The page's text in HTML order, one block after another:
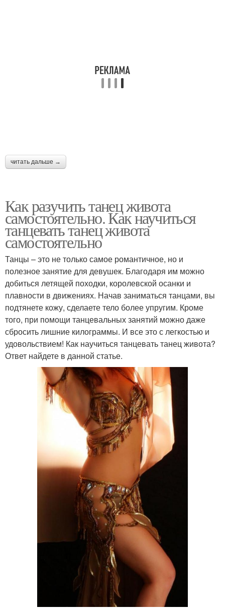
читать дальше →
Как разучить танец живота
самостоятельно. Как научиться
танцевать танец живота
самостоятельно
Танцы – это не только самое романтичное, но и
полезное занятие для девушек. Благодаря им можно
добиться летящей походки, королевской осанки и
плавности в движениях. Начав заниматься танцами, вы
подтянете кожу, сделаете тело более упругим. Кроме
того, при помощи танцевальных занятий можно даже
сбросить лишние килограммы. И все это с легкостью и
удовольствием! Как научиться танцевать танец живота?
Ответ найдете в данной статье.